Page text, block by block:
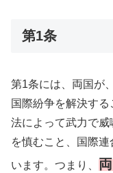
第1条
第1条には、両国が
国際紛争を解決す
法によって武力で威
を慎むこと、国際
います。つまり、